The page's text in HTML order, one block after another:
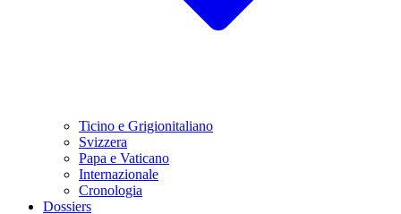
Ticino e Grigionitaliano
Svizzera
Papa e Vaticano
Internazionale
Cronologia
Dossiers